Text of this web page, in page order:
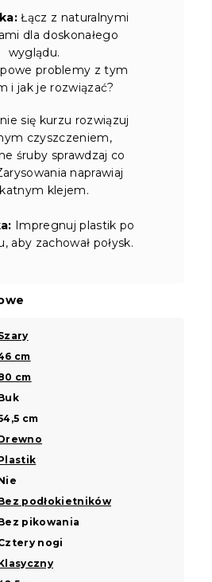
Łącz z naturalnymi
dla doskonałego
wyglądu.
problemy z tym
i jak je rozwiązać?
się kurzu rozwiązuj
czyszczeniem,
śruby sprawdzaj co
naprawiaj
klejem.
Impregnuj plastik po
aby zachował połysk.
cm
cm
cm
podłokietników
pikowania
nogi